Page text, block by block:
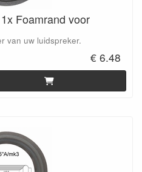
Foamrand voor
van uw luidspreker.
€ 6.48